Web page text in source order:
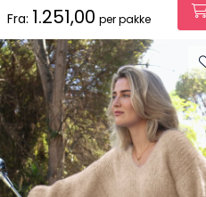
Fra: 1.251,00 per pakke